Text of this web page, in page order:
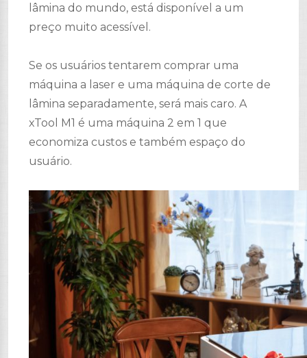
lâmina do mundo, está disponível a um
preço muito acessível.
Se os usuários tentarem comprar uma
máquina a laser e uma máquina de corte de
lâmina separadamente, será mais caro. A
xTool M1 é uma máquina 2 em 1 que
economiza custos e também espaço do
usuário.